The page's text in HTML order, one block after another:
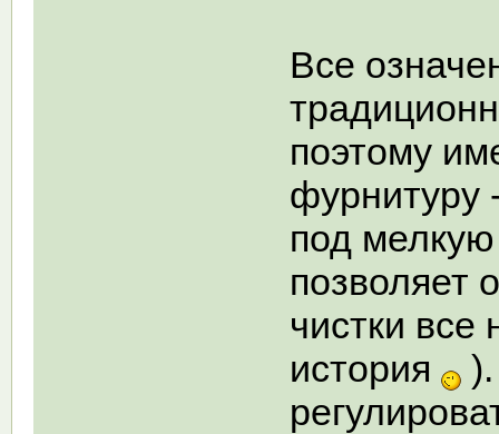
Все
поэтому
фурнитуру
под
позволяет
чистки все
история